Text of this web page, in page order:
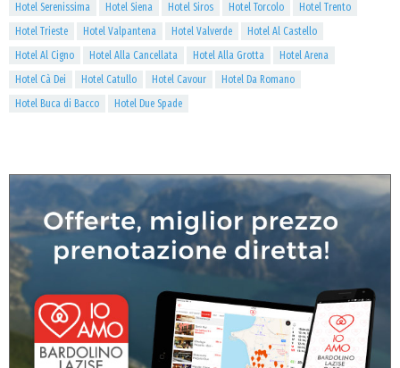
Hotel Serenissima
Hotel Siena Hotel Siros Hotel Torcolo
Hotel Trento
Hotel Trieste
Hotel Valpantena Hotel Valverde
Hotel Al Castello
Hotel Al Cigno
Hotel Alla Cancellata Hotel Alla Grotta
Hotel Arena
Hotel Cà Dei
Hotel Catullo Hotel Cavour
Hotel Da Romano
Hotel Buca di Bacco
Hotel Due Spade